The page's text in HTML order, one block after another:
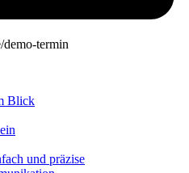
demo-termin
Blick
und präzise